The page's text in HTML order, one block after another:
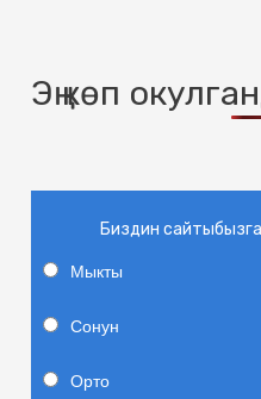
Эң көп
Биздин
Мыкты
Сонун
Орто